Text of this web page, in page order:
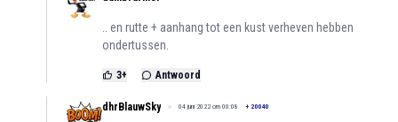
.. en rutte + aanhang tot een kust verheven hebben
ondertussen.
3+ Antwoord
dhrBlauwSky 04 juni 2022 om 00:08 + 20040